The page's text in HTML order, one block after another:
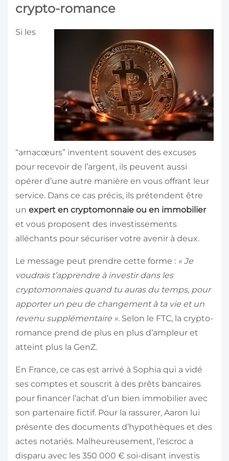
crypto-romance
Si les
“arnacœurs” inventent souvent des excuses
pour recevoir de l’argent, ils peuvent aussi
opérer d’une autre manière en vous offrant leur
service. Dans ce cas précis, ils prétendent être
un expert en cryptomonnaie ou en immobilier
et vous proposent des investissements
alléchants pour sécuriser votre avenir à deux.
Le message peut prendre cette forme : « Je
voudrais t’apprendre à investir dans les
cryptomonnaies quand tu auras du temps, pour
apporter un peu de changement à ta vie et un
revenu supplémentaire ». Selon le FTC, la crypto-
romance prend de plus en plus d’ampleur et
atteint plus la GenZ.
En France, ce cas est arrivé à Sophia qui a vidé
ses comptes et souscrit à des prêts bancaires
pour financer l’achat d’un bien immobilier avec
son partenaire fictif. Pour la rassurer, Aaron lui
présente des documents d’hypothèques et des
actes notariés. Malheureusement, l’escroc a
disparu avec les 350 000 € soi-disant investis